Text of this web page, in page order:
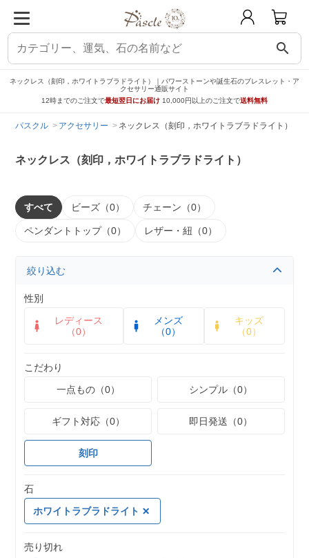
search
ネックレス（刻印，ホワイトラブラドライト）｜パワーストーンや誕生石のブレスレット・ア
クセサリー通販サイト
12時までのご注文で最短翌日にお届け 10,000円以上のご注文で送料無料
パスクル アクセサリー ネックレス（刻印，ホワイトラブラドライト）
ネックレス（刻印，ホワイトラブラドライト）
すべて ビーズ（0） チェーン（0）
ペンダントトップ（0） レザー・紐（0）
絞り込む
性別
レディース
（0）
メンズ
（0）
キッズ
（0）
こだわり
一点もの（0）
シンプル（0）
ギフト対応（0） 即日発送（0）
刻印
石
ホワイトラブラドライト
売り切れ